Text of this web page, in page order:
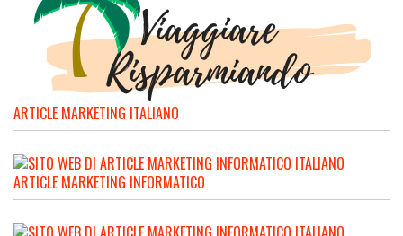
ARTICLE MARKETING ITALIANO
ARTICLE MARKETING INFORMATICO